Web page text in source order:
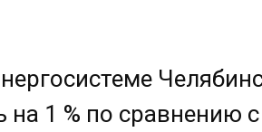
1 % по сравнению